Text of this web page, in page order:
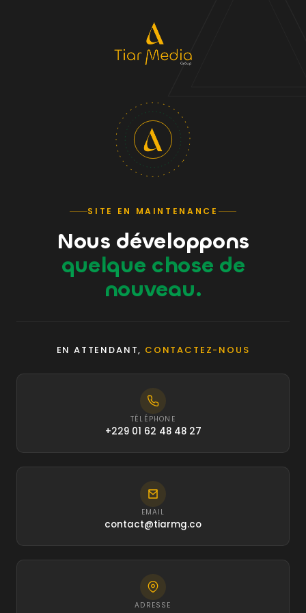
SITE EN MAINTENANCE
Nous développons
quelque chose de
nouveau.
EN ATTENDANT, CONTACTEZ-NOUS
TÉLÉPHONE
+229 01 62 48 48 27
EMAIL
contact@tiarmg.co
ADRESSE